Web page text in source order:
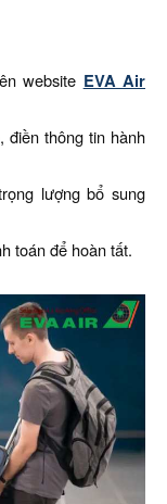
website EVA Air
, điền thông tin hành
lượng bổ sung
toán để hoàn tất.